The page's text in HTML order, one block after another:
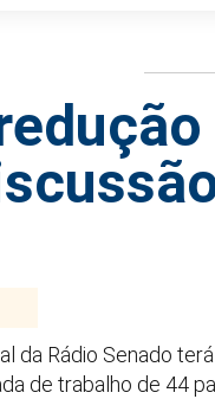
da Rádio Senado
de trabalho de 44